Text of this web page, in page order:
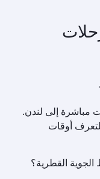
مباشرة إلى لندن.
أوقات
القطرية؟